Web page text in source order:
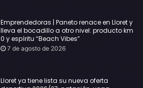
Emprendedoras | Paneto renace en Lloret y
lleva el bocadillo a otro nivel: producto km
0 y espíritu “Beach Vibes”
7 de agosto de 2026
Lloret ya tiene lista su nueva oferta